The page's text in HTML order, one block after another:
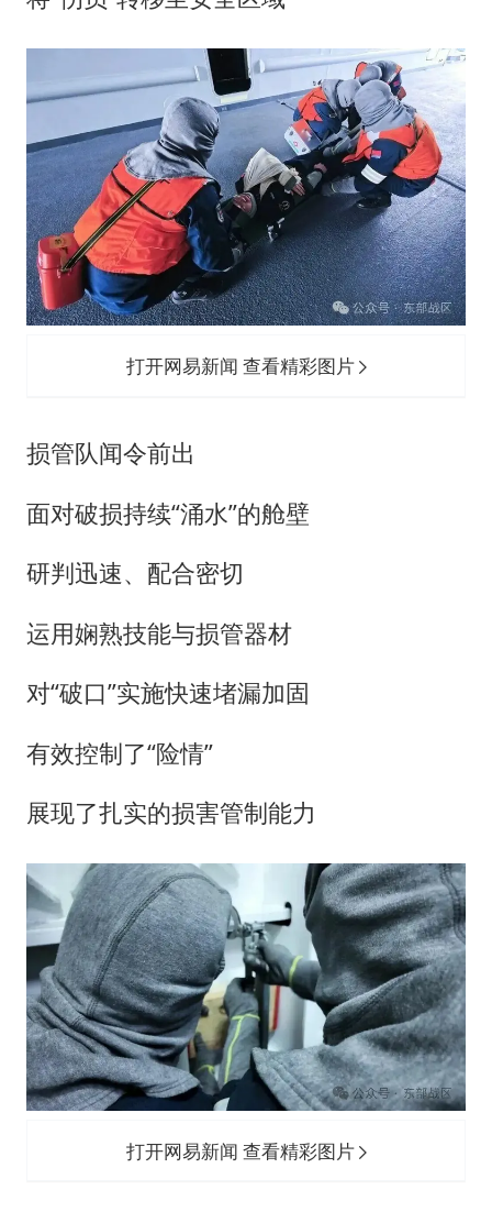
打开网易新闻 查看精彩图片
损管队闻令前出
面对破损持续“涌水”的舱壁
研判迅速、配合密切
运用娴熟技能与损管器材
对“破口”实施快速堵漏加固
有效控制了“险情”
展现了扎实的损害管制能力
打开网易新闻 查看精彩图片